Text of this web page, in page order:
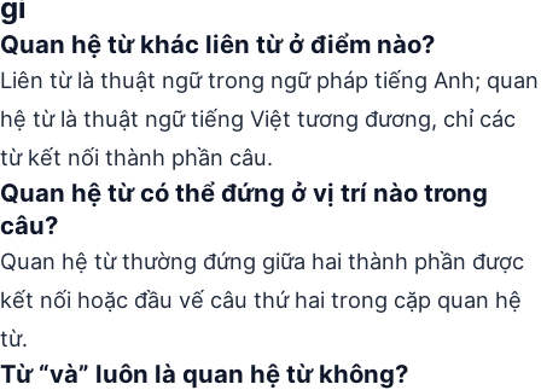
gì
Quan hệ từ khác liên từ ở điểm nào?
Liên từ là thuật ngữ trong ngữ pháp tiếng Anh; quan
hệ từ là thuật ngữ tiếng Việt tương đương, chỉ các
từ kết nối thành phần câu.
Quan hệ từ có thể đứng ở vị trí nào trong
câu?
Quan hệ từ thường đứng giữa hai thành phần được
kết nối hoặc đầu vế câu thứ hai trong cặp quan hệ
từ.
Từ “và” luôn là quan hệ từ không?